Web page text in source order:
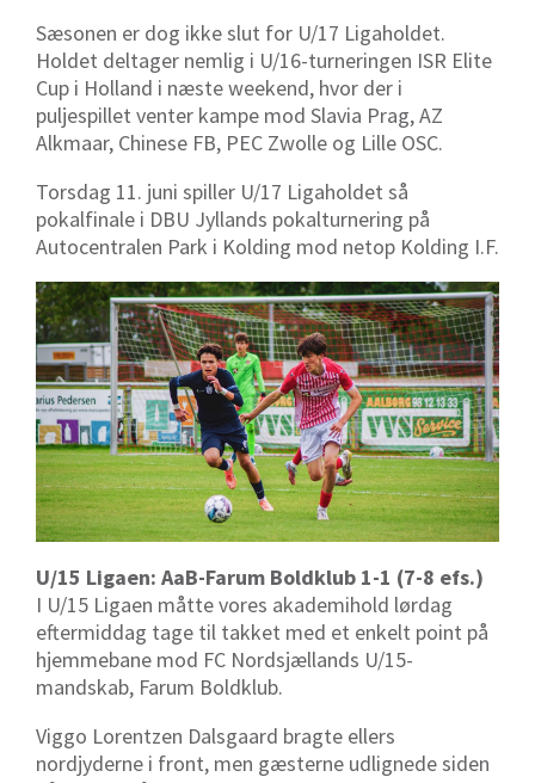
Sæsonen er dog ikke slut for U/17 Ligaholdet.
Holdet deltager nemlig i U/16-turneringen ISR Elite
Cup i Holland i næste weekend, hvor der i
puljespillet venter kampe mod Slavia Prag, AZ
Alkmaar, Chinese FB, PEC Zwolle og Lille OSC.
Torsdag 11. juni spiller U/17 Ligaholdet så
pokalfinale i DBU Jyllands pokalturnering på
Autocentralen Park i Kolding mod netop Kolding I.F.
U/15 Ligaen: AaB-Farum Boldklub 1-1 (7-8 efs.)
I U/15 Ligaen måtte vores akademihold lørdag
eftermiddag tage til takket med et enkelt point på
hjemmebane mod FC Nordsjællands U/15-
mandskab, Farum Boldklub.
Viggo Lorentzen Dalsgaard bragte ellers
nordjyderne i front, men gæsterne udlignede siden